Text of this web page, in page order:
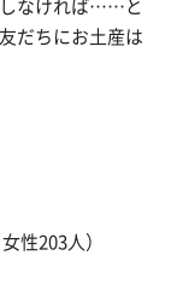
しなければ……と
だちにお土産は
性203人）